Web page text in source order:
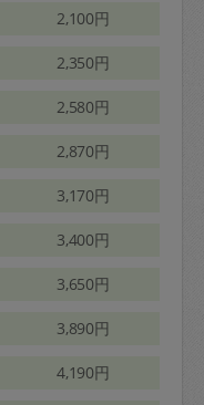
2,100円
2,350円
2,580円
2,870円
3,170円
3,400円
3,650円
3,890円
4,190円